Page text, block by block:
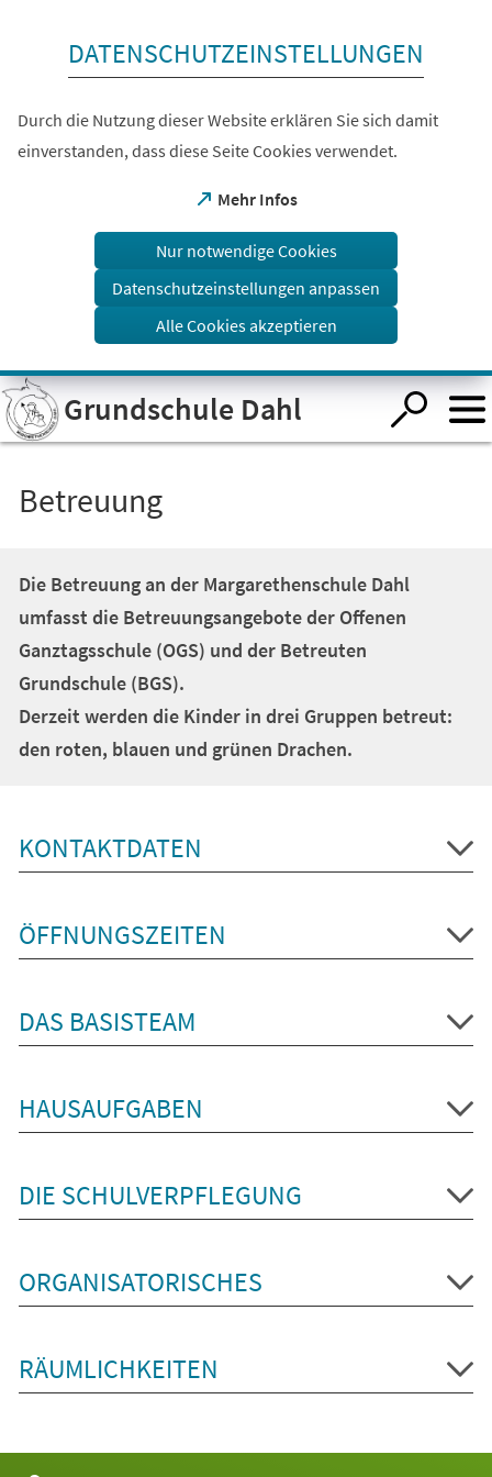
Visuelle
Assistenzsoftware
öffnen.
DATENSCHUTZEINSTELLUNGEN
Durch die Nutzung dieser Website erklären Sie sich damit
einverstanden, dass diese Seite Cookies verwendet.
Mehr Infos
(Öffnet
einem
Tab)
Nur notwendige Cookies
Datenschutzeinstellungen anpassen
Alle Cookies akzeptieren
Grundschule Dahl
Betreuung
Die Betreuung an der Margarethenschule Dahl
umfasst die Betreuungsangebote der Offenen
Ganztagsschule (OGS) und der Betreuten
Grundschule (BGS).
Derzeit werden die Kinder in drei Gruppen betreut:
den roten, blauen und grünen Drachen.
KONTAKTDATEN
ÖFFNUNGSZEITEN
DAS BASISTEAM
HAUSAUFGABEN
DIE SCHULVERPFLEGUNG
ORGANISATORISCHES
RÄUMLICHKEITEN